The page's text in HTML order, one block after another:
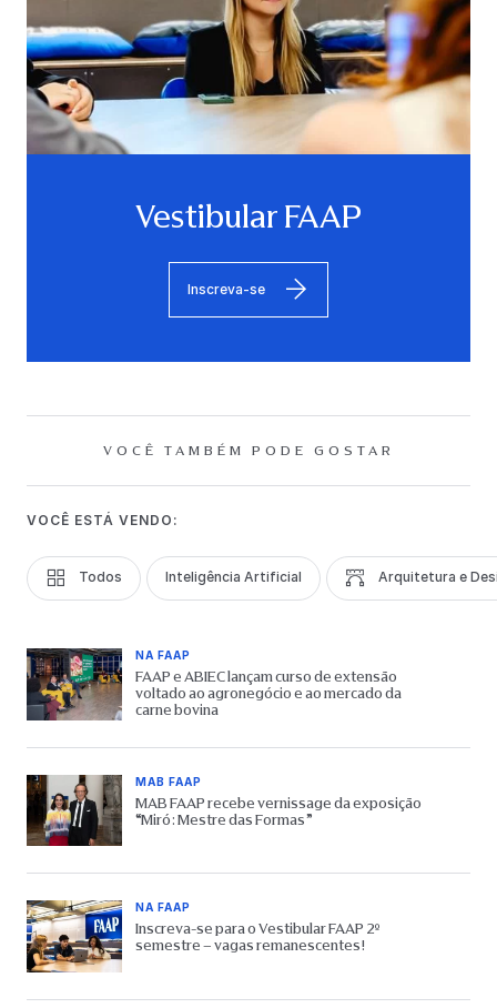
Vestibular FAAP
Inscreva-se
VOCÊ TAMBÉM PODE GOSTAR
VOCÊ ESTÁ VENDO:
Todos Inteligência Artificial Arquitetura e
NA FAAP
FAAP e ABIEC lançam curso de extensão
voltado ao agronegócio e ao mercado da
carne bovina
MAB FAAP
MAB FAAP recebe vernissage da exposição
“Miró: Mestre das Formas”
NA FAAP
Inscreva-se para o Vestibular FAAP 2º
semestre – vagas remanescentes!